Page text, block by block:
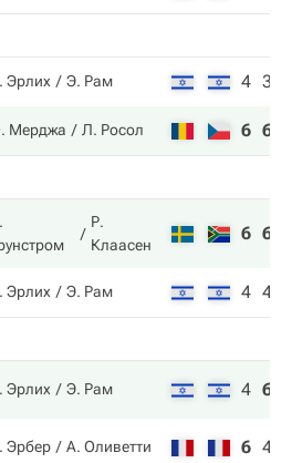
Эрлих Э. Рам 4 3
Мерджа Л. Росол 6 6
Р.
Клаасен
6 6
Эрлих Э. Рам 4 4
Эрлих Э. Рам 4 6
Эрбер А. Оливетти 6 4